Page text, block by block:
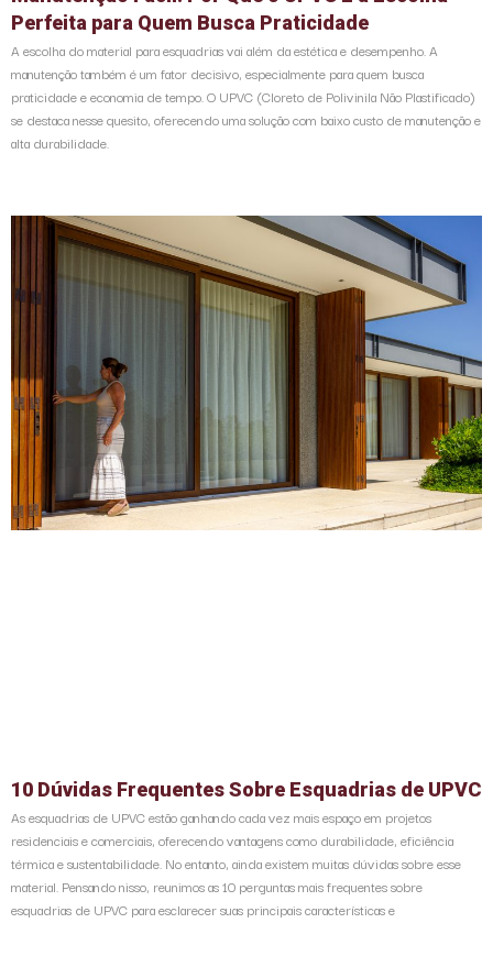
Perfeita para Quem Busca Praticidade
A escolha do material para esquadrias vai além da estética e desempenho. A
manutenção também é um fator decisivo, especialmente para quem busca
praticidade e economia de tempo. O UPVC (Cloreto de Polivinila Não Plastificado)
se destaca nesse quesito, oferecendo uma solução com baixo custo de manutenção e
alta durabilidade.
10 Dúvidas Frequentes Sobre Esquadrias de UPVC
As esquadrias de UPVC estão ganhando cada vez mais espaço em projetos
residenciais e comerciais, oferecendo vantagens como durabilidade, eficiência
térmica e sustentabilidade. No entanto, ainda existem muitas dúvidas sobre esse
material. Pensando nisso, reunimos as 10 perguntas mais frequentes sobre
esquadrias de UPVC para esclarecer suas principais características e